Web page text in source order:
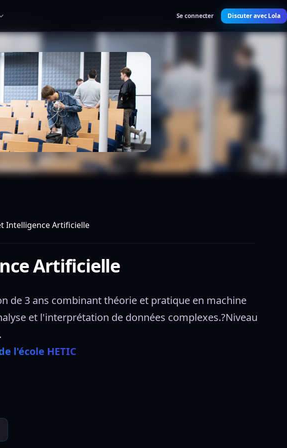
Se connecter Discuter avec Lola
Intelligence Artificielle
Artificielle
de 3 ans combinant théorie et pratique en machine
et l'interprétation de données complexes.?Niveau
l'école HETIC